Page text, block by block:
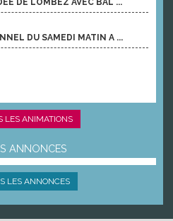
DE LOMBEZ AVEC BAL ...
DU SAMEDI MATIN A ...
LES ANIMATIONS
ANNONCES
LES ANNONCES